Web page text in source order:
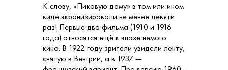
К слову, «Пиковую даму» в том или ином
виде экранизировали не менее девяти
раз! Первые два фильма (1910 и 1916
года) относятся ещё к эпохе немого
кино. В 1922 году зрители увидели ленту,
снятую в Венгрии, а в 1937 —